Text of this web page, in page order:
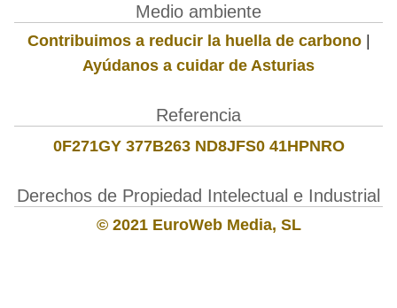
Medio ambiente
Contribuimos a reducir la huella de carbono|
Ayúdanos a cuidar de Asturias
Referencia
0F271GY 377B263 ND8JFS0 41HPNRO
Derechos de Propiedad Intelectual e Industrial
© 2021 EuroWeb Media, SL